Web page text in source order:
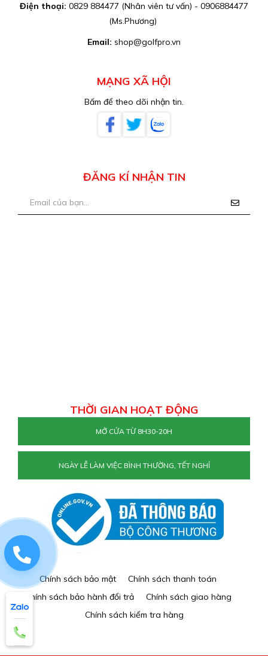
Điện thoại: 0829 884477 (Nhân viên tư vấn) - 0906884477
(Ms.Phương)
Email: shop@golfpro.vn
MẠNG XÃ HỘI
Bấm để theo dõi nhận tin.
ĐĂNG KÍ NHẬN TIN
THỜI GIAN HOẠT ĐỘNG
MỞ CỬA TỪ 8H30-20H
NGÀY LỄ LÀM VIỆC BÌNH THƯỜNG, TẾT NGHỈ
Chính sách bảo mật
Chính sách thanh toán
Chính sách bảo hành đổi trả
Chính sách giao hàng
Chính sách kiểm tra hàng
0829884477